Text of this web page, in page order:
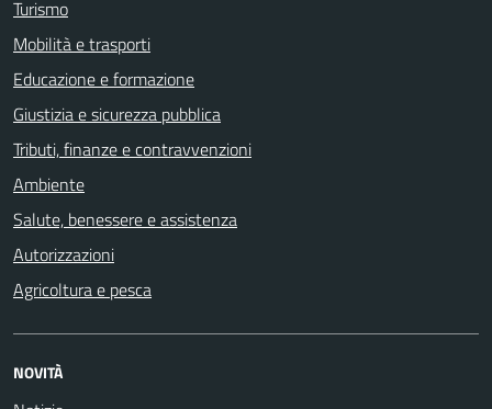
Turismo
Mobilità e trasporti
Educazione e formazione
Giustizia e sicurezza pubblica
Tributi, finanze e contravvenzioni
Ambiente
Salute, benessere e assistenza
Autorizzazioni
Agricoltura e pesca
NOVITÀ